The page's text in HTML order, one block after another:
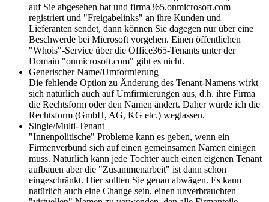
auf Sie abgesehen hat und firma365.onmicrosoft.com
registriert und "Freigabelinks" an ihre Kunden und
Lieferanten sendet, dann können Sie dagegen nur über eine
Beschwerde bei Microsoft vorgehen. Einen öffentlichen
"Whois"-Service über die Office365-Tenants unter der
Domain "onmicrosoft.com" gibt es nicht.
Generischer Name/Umformierung
Die fehlende Option zu Änderung des Tenant-Namens wirkt
sich natürlich auch auf Umfirmierungen aus, d.h. ihre Firma
die Rechtsform oder den Namen ändert. Daher würde ich die
Rechtsform (GmbH, AG, KG etc.) weglassen.
Single/Multi-Tenant
"Innenpolitische" Probleme kann es geben, wenn ein
Firmenverbund sich auf einen gemeinsamen Namen einigen
muss. Natürlich kann jede Tochter auch einen eigenen Tenant
aufbauen aber die "Zusammenarbeit" ist dann schon
eingeschränkt. Hier sollten Sie genau abwägen. Es kann
natürlich auch eine Change sein, einen unverbrauchten